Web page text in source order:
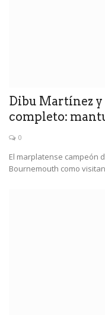
Dibu Martínez y
completo:
0
El marplatense campeón
Bournemouth como